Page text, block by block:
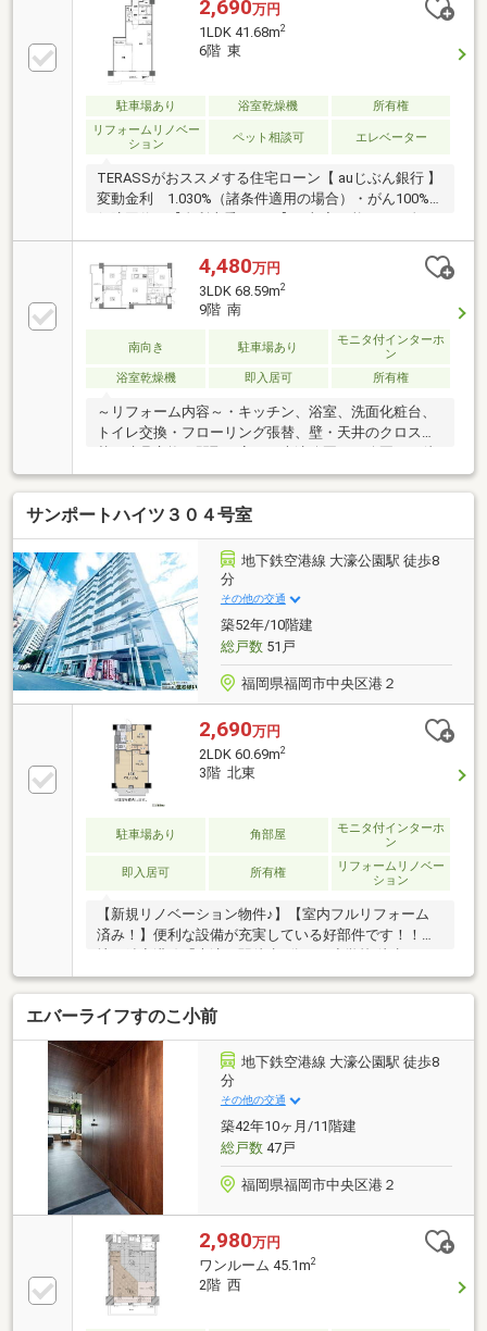
2,690万円
1LDK 41.68m2
6階 東
駐車場あり 浴室乾燥機
所有権
リフォームリノベー
ション
ペット相談可 エレベーター
TERASSがおススメする住宅ローン【 auじぶん銀行 】
変動金利 1.030%（諸条件適用の場合）・がん100%
円でも可能！・諸費用も、物件価格の10%までは融資
可能！※2026年8月現在■大濠公園まで徒歩8分♪■浴室
乾燥機付きバスルーム■調理や飲用に便利な浄水器付
き【リフォーム内容】○新規交換：キッチン／浴室／
張替：フローリング／クロス○交換：ガス給湯器／カ
ーテンレール○鏡付きシューズボックス新規○シーリン
グライト取付○ダウンライト設置○センサーライト設置
4,480万円
3LDK 68.59m2
9階 南
南向き 駐車場あり
モニタ付インターホ
ン
浴室乾燥機
即入居可 所有権
～リフォーム内容～・キッチン、浴室、洗面化粧台、
トイレ交換・フローリング張替、壁・天井のクロス張
歩でアクセス可能な立地・ペット飼育可能（管理規約
による規制有）＜本物件の魅力は、都心部にありなが
ら自然を身近に感じられる住環境です。地下鉄空港線
「大濠公園」駅まで徒歩8分とアクセスも良く、通
勤・通学の利便性も魅力の一つです。天神・博多・福
岡空港へ乗り換えなしでアクセスできます。また、ペ
ット飼育可能（管理規約による規制有）のため、大切
なペットと一緒に暮らしたい方にもおすすめです。＞
お気軽に担当：野口までお問い合わせください。
サンポートハイツ３０４号室
地下鉄空港線 大濠公園駅 徒歩8
分
その他の交通
築52年/10階建
総戸数51戸
福岡県福岡市中央区港２
2,690万円
2LDK 60.69m2
3階 北東
駐車場あり 角部屋
モニタ付インターホ
ン
即入居可 所有権
リフォームリノベー
ション
【新規リノベーション物件♪】【室内フルリフォーム
済み！】便利な設備が充実している好部件です！！◎
地下鉄空港線「大濠」駅徒歩7分！・小学校 徒歩13
分、中学校 徒歩13分 公立小学校中学校が一体型なの
でお子様も安心♪・スーパー、コンビニ 徒歩3分☆「博
多駅」、「天神駅」まで電車で1本乗換ナシ☆◆全居
室フローリング仕様でお掃除楽々♪◇嬉しい全居室収
納でスッキリ◆ウォークインクローゼット付き☆リノ
ベーション内容☆・システムキッチン・ユニットバ
ス・洗面化粧台・トイレ・建具・配管更新・クロス全
室・床材・ハウスクリーニング
エバーライフすのこ小前
地下鉄空港線 大濠公園駅 徒歩8
分
その他の交通
築42年10ヶ月/11階建
総戸数47戸
福岡県福岡市中央区港２
2,980万円
ワンルーム 45.1m2
2階 西